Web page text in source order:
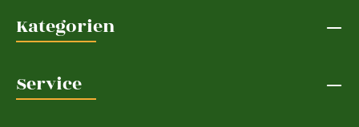
Kategorien
Service